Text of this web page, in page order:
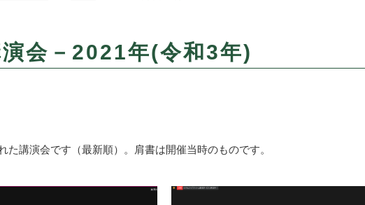
会－2021年(令和3年)
た講演会です（最新順）。肩書は開催当時のものです。